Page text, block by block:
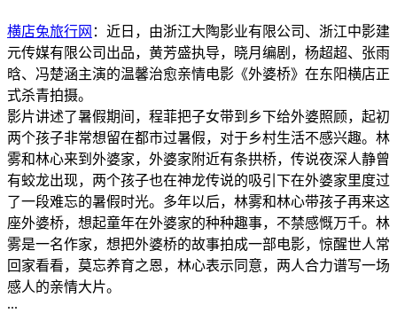
横店兔旅行网 ：近日，由浙江大陶影业有限公司、浙江中影建
元传媒有限公司出品，黄芳盛执导，晓月编剧，杨超超、张雨
晗、冯楚涵主演的温馨治愈亲情电影《外婆桥》在东阳横店正
式杀青拍摄。
影片讲述了暑假期间，程菲把子女带到乡下给外婆照顾，起初
两个孩子非常想留在都市过暑假，对于乡村生活不感兴趣。林
雾和林心来到外婆家，外婆家附近有条拱桥，传说夜深人静曾
有蛟龙出现，两个孩子也在神龙传说的吸引下在外婆家里度过
了一段难忘的暑假时光。多年以后，林雾和林心带孩子再来这
座外婆桥，想起童年在外婆家的种种趣事，不禁感慨万千。林
雾是一名作家，想把外婆桥的故事拍成一部电影，惊醒世人常
回家看看，莫忘养育之恩，林心表示同意，两人合力谱写一场
感人的亲情大片。
...